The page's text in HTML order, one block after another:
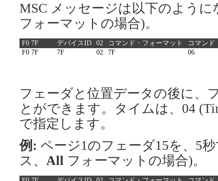
MSC メッセージは以下のように
フォーマットの場合)。
F0 7F デバイスID 02 コマンド・フォーマット
コマンド
F0 7F
7F 02 7F 06
フェーダと位置データの後に、
とができます。タイムは、04
で指定します。
例: ページ1のフェーダ15を、5
ス、 All フォーマットの場合)。